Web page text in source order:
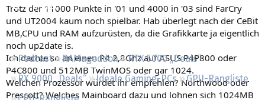
Leserartikel
Regeln
Podcast RAMageddon
RTX 5000 „Deals“
RX 9000 „Deals“
Ideale Gaming-PCs
GPU-Rangliste
Trotz der 11000 Punkte in '01 und 4000 in '03 sind FarCry
und UT2004 kaum noch spielbar. Hab überlegt nach der CeBit
MB,CPU und RAM aufzurüsten, da die Grafikkarte ja eigentlich
noch up2date is.
Ich dachte so an einen P4 2,8Ghz auf ASUS P4P800 oder
P4C800 und 512MB TwinMOS oder gar 1024.
Welchen Prozessor würdet ihr empfehlen? Northwood oder
Prescott? Welches Mainboard dazu und lohnen sich 1024MB